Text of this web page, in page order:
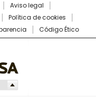
Aviso legal
Política de cookies
Código Ético